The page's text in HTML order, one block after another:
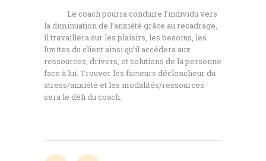
Le coach pourra conduire l’individu vers
la diminuation de l’anxiété grâce au recadrage,
il travaillera sur les plaisirs, les besoins, les
limites du client ainsi qu’il accédera aux
ressources, drivers, et solutions de la personne
face à lui. Trouver les facteurs déclencheur du
stress/anxiété et les modalités/ressources
sera le défi du coach.